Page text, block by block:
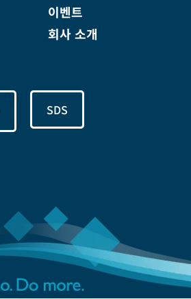
이벤트
회사 소개
SDS